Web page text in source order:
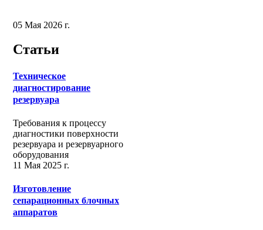
05 Мая 2026 г.
Статьи
Техническое
диагностирование
резервуара
Требования к процессу
диагностики поверхности
резервуара и резервуарного
оборудования
11 Мая 2025 г.
Изготовление
сепарационных блочных
аппаратов